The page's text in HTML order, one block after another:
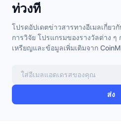
ท่วงที
โปรดอัปเดตข่าวสารทางอีเมลเกี่ย
การวิจัย โปรแกรมของรางวัลต่าง ๆ
เหรียญและข้อมูลเพิ่มเติมจาก
ส่ง